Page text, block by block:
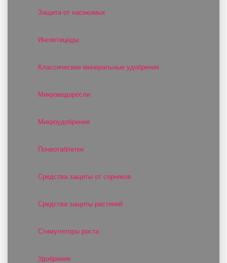
Защита от насекомых
Инсектициды
Классические минеральные удобрения
Микроводоросли
Микроудобрения
Почвотаблетки
Средства защиты от сорняков
Средства защиты растений
Стимуляторы роста
Удобрения